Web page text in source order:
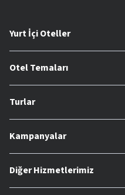
Yurt İçi Oteller
Otel Temaları
Turlar
Kampanyalar
Diğer Hizmetlerimiz